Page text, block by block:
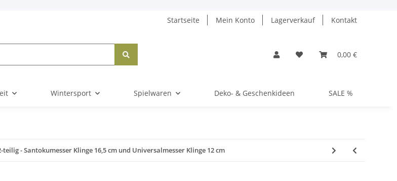
Startseite Mein Konto Lagerverkauf Kontakt
0,00 €
Wintersport Spielwaren Deko- & Geschenkideen SALE %
teilig - Santokumesser Klinge 16,5 cm und Universalmesser Klinge 12 cm